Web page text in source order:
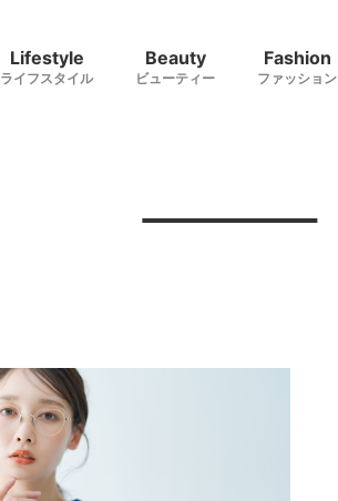
Lifestyle
ライフスタイル
Beauty
ビューティー
Fashion
ファッション